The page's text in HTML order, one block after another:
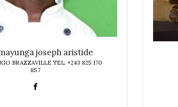
joseph aristide
BRAZZAVILLE TEL: +243 825 170
857